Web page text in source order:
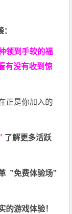
领到手软的福
有没有收到惊
正是你加入的
了解更多活跃
”免费体验场”
的游戏体验！